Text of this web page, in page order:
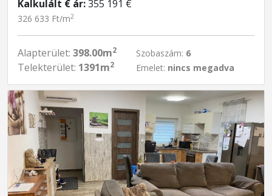
Kalkulált € ár:355 191 €
326 633 Ft/m2
Alapterület: 398.00m2
Telekterület: 1391m2
Szobaszám: 6
Emelet: nincs megadva